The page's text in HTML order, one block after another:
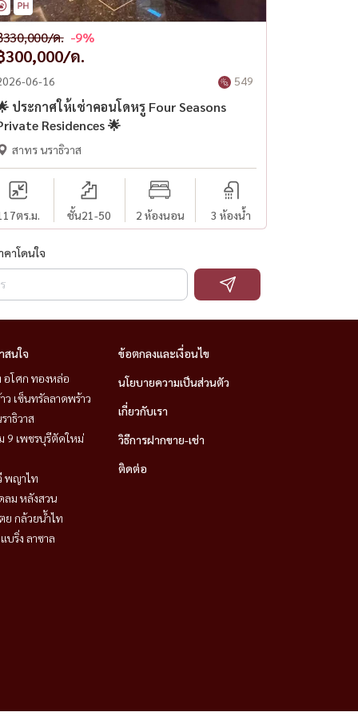
300,000/ด.
330,000/ด. -9%
06-16 549
ประกาศให้เช่าคอนโดหรู Four Seasons
Residences 🌟
สาทร นราธิวาส
ตร.ม. ชั้น21-50 2 ห้องนอน 3 ห้องน้ำ
าโดนใจ
สนใจ
อโศก ทองหล่อ
ว เซ็นทรัลลาดพร้าว
าธิวาส
9 เพชรบุรีตัดใหม่
พญาไท
ลม หลังสวน
ย กล้วยน้ำไท
บริ่ง ลาซาล
ข้อตกลงและเงื่อนไข
นโยบายความเป็นส่วนตัว
เกี่ยวกับเรา
วิธีการฝากขาย-เช่า
ติดต่อ